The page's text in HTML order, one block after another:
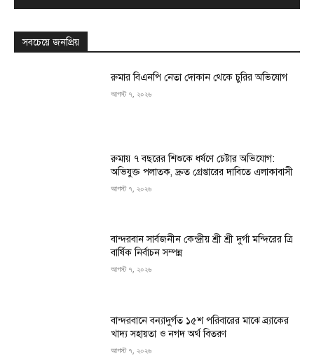
সবচেয়ে জনপ্রিয়
রুমার বিএনপি নেতা দোকান থেকে চুরির অভিযোগ
আগস্ট ৭, ২০২৬
রুমায় ৭ বছরের শিশুকে ধর্ষণে চেষ্টার অভিযোগ:
অভিযুক্ত পলাতক, দ্রুত গ্রেপ্তারের দাবিতে এলাকাবাসী
আগস্ট ৭, ২০২৬
বান্দরবান সার্বজনীন কেন্দ্রীয় শ্রী শ্রী দুর্গা মন্দিরের ত্রি
বার্ষিক নির্বাচন সম্পন্ন
আগস্ট ৭, ২০২৬
বান্দরবানে বন্যাদুর্গত ১৫শ পরিবারের মাঝে ব্র্যাকের
খাদ্য সহায়তা ও নগদ অর্থ বিতরণ
আগস্ট ৭, ২০২৬